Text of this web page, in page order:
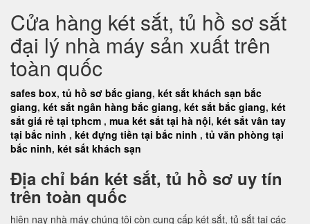
Cửa hàng két sắt, tủ hồ sơ sắt
đại lý nhà máy sản xuất trên
toàn quốc
safes box, tủ hồ sơ bắc giang, két sắt khách sạn bắc
giang, két sắt ngân hàng bắc giang, két sắt bắc giang, két
sắt giá rẻ tại tphcm , mua két sắt tại hà nội, két sắt vân tay
tại bắc ninh , két đựng tiền tại bắc ninh , tủ văn phòng tại
bắc ninh, két sắt khách sạn
Địa chỉ bán két sắt, tủ hồ sơ uy tín
trên toàn quốc
hiện nay nhà máy chúng tôi còn cung cấp két sắt, tủ sắt tại các